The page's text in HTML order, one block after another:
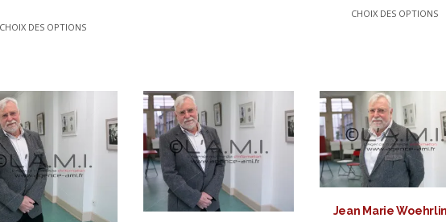
CHOIX DES OPTIONS
CHOIX DES OPTIONS
Jean Marie